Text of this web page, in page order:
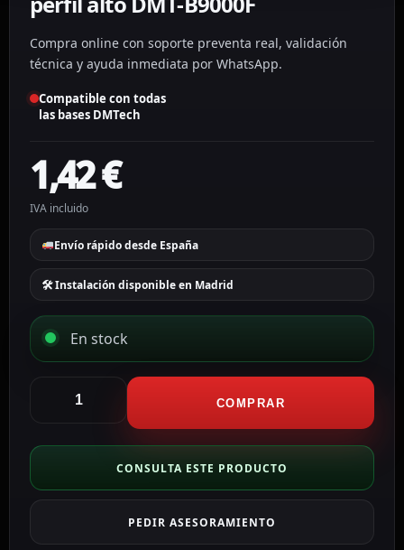
Compra online con soporte preventa real, validación
técnica y ayuda inmediata por WhatsApp.
Compatible con todas
las bases DMTech
1,42€
IVA incluido
Envío rápido desde España
🛠 Instalación disponible en Madrid
En stock
Suplemento
base
perfil
alto
B9000F
COMPRAR
CONSULTA ESTE PRODUCTO
PEDIR ASESORAMIENTO